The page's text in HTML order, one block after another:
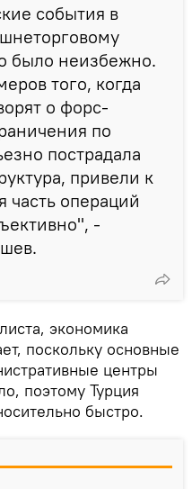
события в
было неизбежно.
того, когда
о форс-
по
пострадала
привели к
часть операций
-
экономика
поскольку основные
центры
поэтому Турция
быстро.